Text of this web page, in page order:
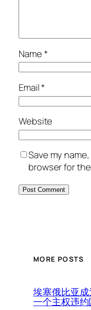
Name*
Email*
Website
Save my
browser for
MORE POSTS
埃塞俄比亚
一个主权违约